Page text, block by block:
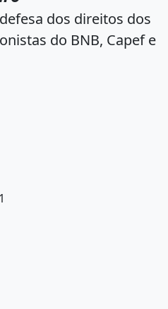
dos direitos dos
do BNB, Capef e